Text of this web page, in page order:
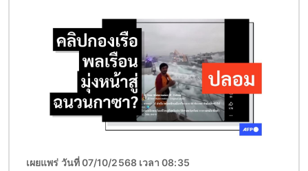
เผยแพร่ วันที่ 07/10/2568 เวลา 08:35